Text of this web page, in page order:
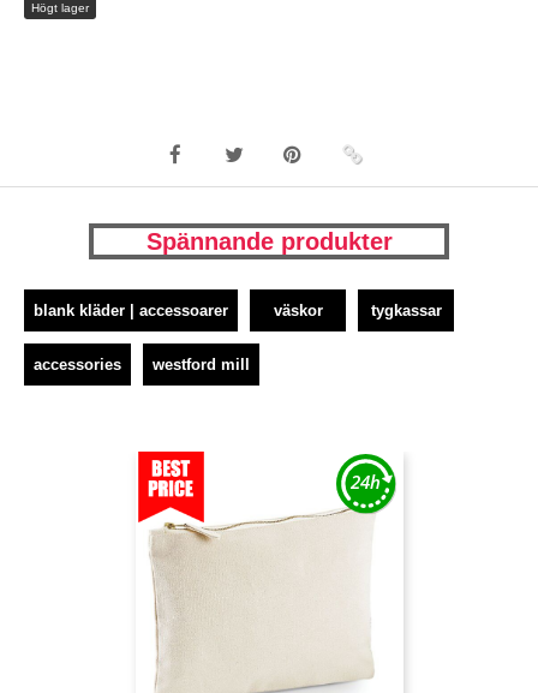
Högt lager
Spännande produkter
blank kläder | accessoarer väskor tygkassar
accessories westford mill